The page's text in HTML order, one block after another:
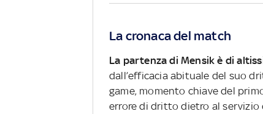
La cronaca del match
La partenza di Mensik è di
dall’efficacia abituale del suo
game, momento chiave del
errore di dritto dietro al servizio